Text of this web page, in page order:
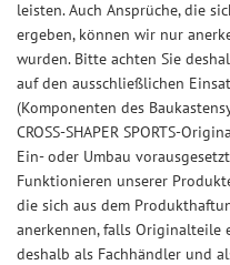
leisten. Auch Ansprüche, die
ergeben, können wir nur
wurden. Bitte achten Sie
auf den ausschließlichen
(Komponenten des
CROSS-SHAPER SPORTS-
Ein- oder Umbau
Funktionieren unserer
die sich aus dem
anerkennen, falls Originalteile
deshalb als Fachhändler und